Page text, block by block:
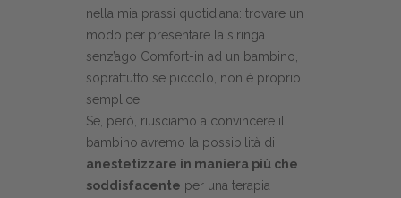
nella mia prassi quotidiana: trovare un
modo per presentare la siringa
senz’ago Comfort-in ad un bambino,
soprattutto se piccolo, non è proprio
semplice.
Se, però, riusciamo a convincere il
bambino avremo la possibilità di
anestetizzare in maniera più che
soddisfacente per una terapia